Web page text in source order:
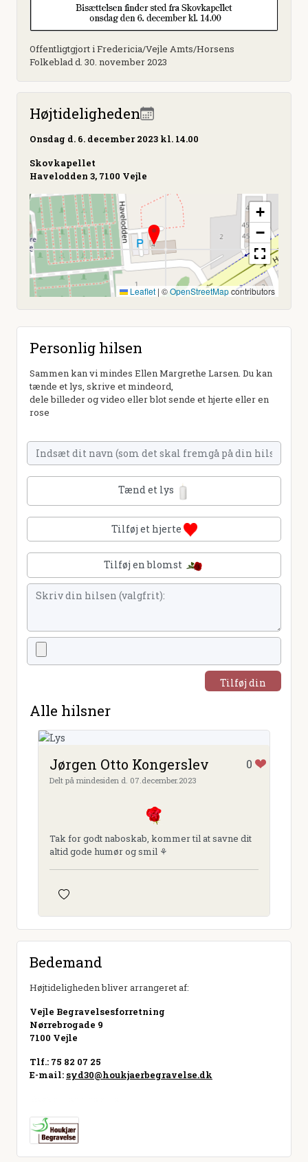
Offentligtgjort i Fredericia/Vejle Amts/Horsens
Folkeblad d. 30. november 2023
Højtideligheden
Onsdag d. 6. december 2023 kl. 14.00
Skovkapellet
Havelodden 3, 7100 Vejle
+
−
Leaflet | ©OpenStreetMapcontributors
Personlig hilsen
Sammen kan vi mindes Ellen Margrethe Larsen. Du kan
tænde et lys, skrive et mindeord,
dele billeder og video eller blot sende et hjerte eller en
rose
Tænd et lys
Tilføj et hjerte
Tilføj en blomst
Tilføj din
Alle hilsner
Jørgen Otto Kongerslev 0
Delt på mindesiden d. 07.december.2023
Tak for godt naboskab, kommer til at savne dit
altid gode humør og smil ⚘️
Bedemand
Højtideligheden bliver arrangeret af:
Vejle Begravelsesforretning
Nørrebrogade 9
7100 Vejle
Tlf.: 75 82 07 25
E-mail: syd30@houkjaerbegravelse.dk